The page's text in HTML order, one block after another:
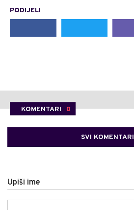
PODIJELI
KOMENTARI 0
SVI KOMENTARI
Upiši ime